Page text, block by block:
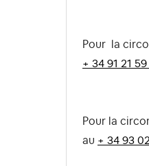
Pour la
+ 34 91 21
Pour la
au + 34 93